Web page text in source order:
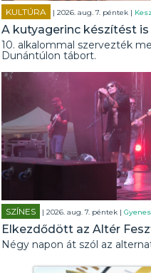
KULTÚRA | 2026. aug. 7. péntek |
A kutyagerinc készítést
10. alkalommal szervezték
Dunántúlon tábort.
SZÍNES | 2026. aug. 7. péntek |
Elkezdődött az Altér
Négy napon át szól az